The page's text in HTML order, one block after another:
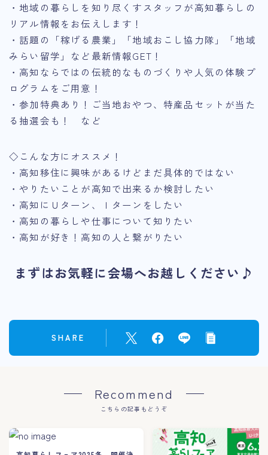
・地域の暮らしを知り尽くすスタッフが高知暮らしの
リアル情報をお伝えします！
・話題の「稼げる農業」「地域おこし協力隊」「地域
みらい留学」など最新情報GET！
・高知ならではの伝統的なものづくりや人気の体験プ
ログラムをご用意！
・参加特典あり！ご当地おやつ、特産品セットが当た
る抽選会も！ など
◇こんな方にオススメ！
・高知移住に興味があるけどまだ具体的ではない
・やりたいことが高知で出来るか検討したい
・高知にＵターン、Ｉターンをしたい
・高知の暮らしや仕事について知りたい
・高知が好き！高知の人と繋がりたい
まずはお気軽に会場へお越しください♪
SHARE
Recommend
こちらの記事もどうぞ